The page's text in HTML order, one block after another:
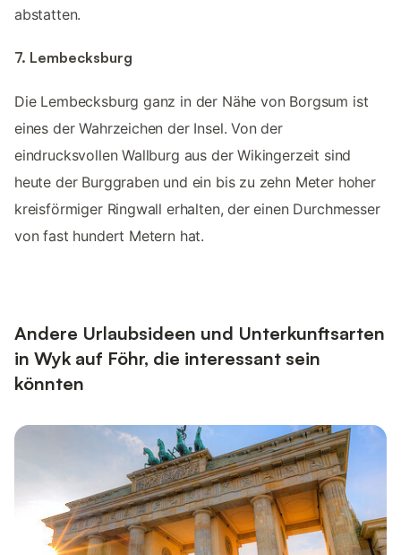
abstatten.
7. Lembecksburg
Die Lembecksburg ganz in der Nähe von Borgsum ist
eines der Wahrzeichen der Insel. Von der
eindrucksvollen Wallburg aus der Wikingerzeit sind
heute der Burggraben und ein bis zu zehn Meter hoher
kreisförmiger Ringwall erhalten, der einen Durchmesser
von fast hundert Metern hat.
Andere Urlaubsideen und Unterkunftsarten
in Wyk auf Föhr, die interessant sein
könnten